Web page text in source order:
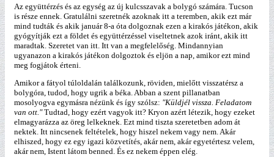
Az együttérzés és az egység az új kulcsszavak a bolygó számára. Tucson
is része ennek. Gratulálni szeretnék azoknak itt a teremben, akik ezt már
mind tudták és akik január 8-a óta dolgoznak ezen a kirakós játékon, akik
gyógyítják ezt a földet és együttérzéssel viseltetnek azok iránt, akik itt
maradtak. Szeretet van itt. Itt van a megfelelőség. Mindannyian
ugyanazon a kirakós játékon dolgoztok és eljön a nap, amikor ezt mind
meg fogjátok érteni.
Amikor a fátyol túloldalán találkozunk, röviden, mielőtt visszatérsz a
bolygóra, tudod, hogy ugrik a béka. Abban a szent pillanatban
mosolyogva egymásra nézünk és így szólsz: "Küldjél vissza. Feladatom
van ott."Tudtad, hogy ezért vagyok itt? Kryon azért létezik, hogy ezeket
elmagyarázza az öreg lelkeknek. Ezt mind tiszta szeretetben adom át
nektek. Itt nincsenek feltételek, hogy hiszel nekem vagy nem. Akár
elhiszed, hogy ez egy igazi közvetítés, akár nem, akár egyetértesz velem,
akár nem, Istent látom benned. És ez nekem éppen elég.